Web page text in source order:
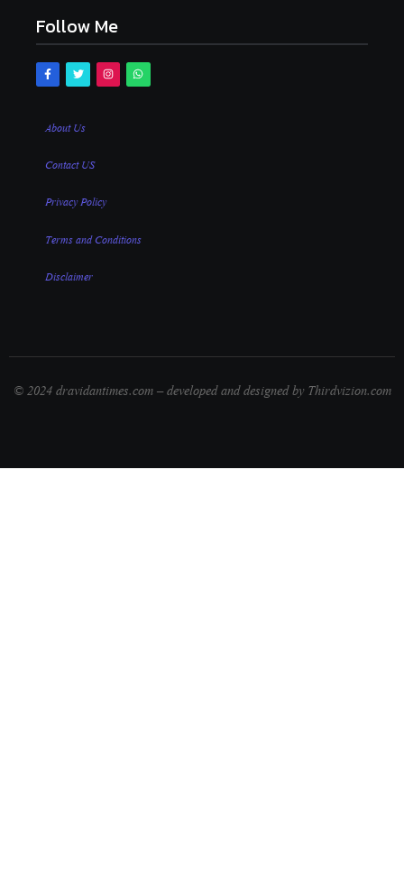
Follow Me
About Us
Contact US
Privacy Policy
Terms and Conditions
Disclaimer
© 2024 dravidantimes.com – developed and designed by Thirdvizion.com